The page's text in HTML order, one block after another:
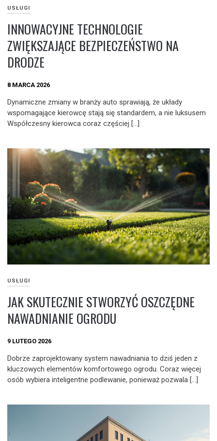
USŁUGI
INNOWACYJNE TECHNOLOGIE
ZWIĘKSZAJĄCE BEZPIECZEŃSTWO NA
DRODZE
8 MARCA 2026
Dynamiczne zmiany w branży auto sprawiają, że układy
wspomagające kierowcę stają się standardem, a nie luksusem
Współczesny kierowca coraz częściej […]
USŁUGI
JAK SKUTECZNIE STWORZYĆ OSZCZĘDNE
NAWADNIANIE OGRODU
9 LUTEGO 2026
Dobrze zaprojektowany system nawadniania to dziś jeden z
kluczowych elementów komfortowego ogrodu. Coraz więcej
osób wybiera inteligentne podlewanie, ponieważ pozwala […]